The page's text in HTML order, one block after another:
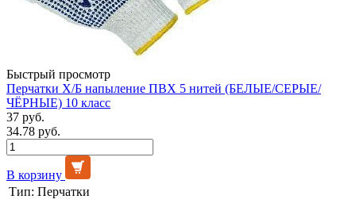
Быстрый просмотр
Перчатки Х/Б напыление ПВХ 5 нитей (БЕЛЫЕ/СЕРЫЕ/
ЧЁРНЫЕ) 10 класс
37 руб.
34.78 руб.
В корзину
Тип: Перчатки